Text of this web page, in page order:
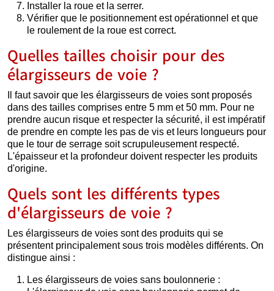
Installer la roue et la serrer.
Vérifier que le positionnement est opérationnel et que
le roulement de la roue est correct.
Quelles tailles choisir pour des
élargisseurs de voie ?
Il faut savoir que les élargisseurs de voies sont proposés
dans des tailles comprises entre 5 mm et 50 mm. Pour ne
prendre aucun risque et respecter la sécurité, il est impératif
de prendre en compte les pas de vis et leurs longueurs pour
que le tour de serrage soit scrupuleusement respecté.
L'épaisseur et la profondeur doivent respecter les produits
d'origine.
Quels sont les différents types
d'élargisseurs de voie ?
Les élargisseurs de voies sont des produits qui se
présentent principalement sous trois modèles différents. On
distingue ainsi :
Les élargisseurs de voies sans boulonnerie :